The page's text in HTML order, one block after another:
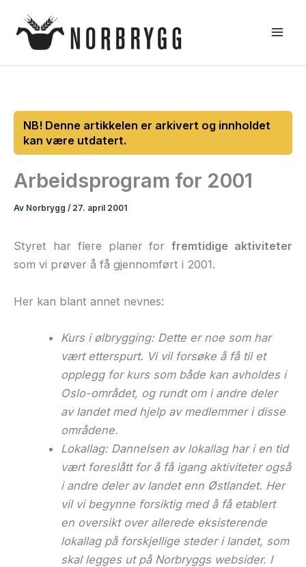
rett
Arbeidsprogram for 2001
Av Norbrygg / 27. april 2001
Styret har flere planer forfremtidige aktiviteter
som vi prøver å få gjennomført i 2001.
Her kan blant annet nevnes:
Kurs i ølbrygging: Dette er noe som har
vært etterspurt. Vi vil forsøke å få til et
opplegg for kurs som både kan avholdes i
Oslo-området, og rundt om i andre deler
av landet med hjelp av medlemmer i disse
områdene.
Lokallag: Dannelsen av lokallag har i en tid
vært foreslått for å få igang aktiviteter også
i andre deler av landet enn Østlandet. Her
vil vi begynne forsiktig med å få etablert
en oversikt over allerede eksisterende
lokallag på forskjellige steder i landet, som
skal legges ut på Norbryggs websider. I